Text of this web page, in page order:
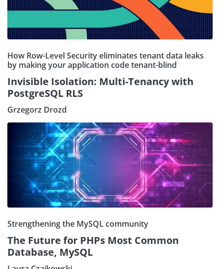
How Row-Level Security eliminates tenant data leaks
by making your application code tenant-blind
Invisible Isolation: Multi-Tenancy with
PostgreSQL RLS
Grzegorz Drozd
Strengthening the MySQL community
The Future for PHPs Most Common
Database, MySQL